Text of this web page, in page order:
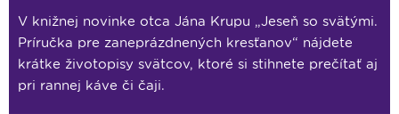
V knižnej novinke otca Jána Krupu „Jeseň so svätými.
Príručka pre zaneprázdnených kresťanov“ nájdete
krátke životopisy svätcov, ktoré si stihnete prečítať aj
pri rannej káve či čaji.